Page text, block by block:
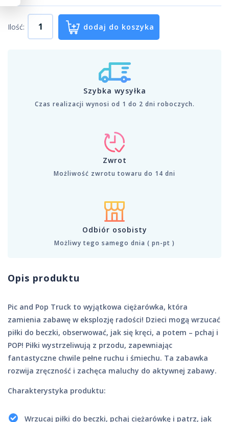
Ilość: dodaj do koszyka
Szybka wysyłka
Czas realizacji wynosi od 1 do 2 dni roboczych.
Zwrot
Możliwość zwrotu towaru do 14 dni
Odbiór osobisty
Możliwy tego samego dnia ( pn-pt )
Opis produktu
Pic and Pop Truck to wyjątkowa ciężarówka, która
zamienia zabawę w eksplozję radości! Dzieci mogą wrzucać
piłki do beczki, obserwować, jak się kręci, a potem – pchaj i
POP! Piłki wystrzeliwują z przodu, zapewniając
fantastyczne chwile pełne ruchu i śmiechu. Ta zabawka
rozwija zręczność i zachęca maluchy do aktywnej zabawy.
Charakterystyka produktu:
Wrzucaj piłki do beczki, pchaj ciężarówkę i patrz, jak